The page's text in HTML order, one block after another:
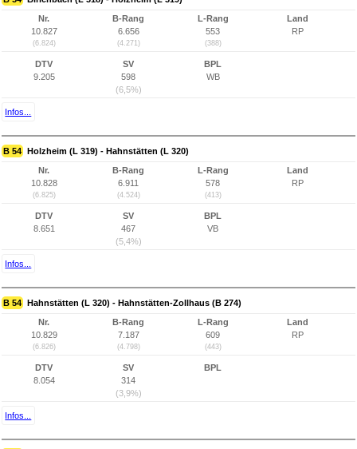
Nr.
10.827
(6.824)
B-Rang
6.656
(4.271)
L-Rang
553
(388)
Land
RP
DTV
9.205
SV
598
(6,5%)
BPL
WB
Infos...
B 54 Holzheim (L 319) - Hahnstätten (L 320)
Nr.
10.828
(6.825)
B-Rang
6.911
(4.524)
L-Rang
578
(413)
Land
RP
DTV
8.651
SV
467
(5,4%)
BPL
VB
Infos...
B 54 Hahnstätten (L 320) - Hahnstätten-Zollhaus (B 274)
Nr.
10.829
(6.826)
B-Rang
7.187
(4.798)
L-Rang
609
(443)
Land
RP
DTV
8.054
SV
314
(3,9%)
BPL
Infos...